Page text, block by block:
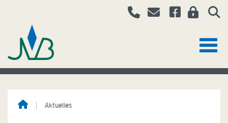
Aktuelles